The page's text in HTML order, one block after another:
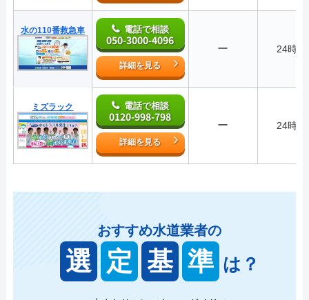
水の110番救急車 電話で相談
050-3000-4096
詳細を見る
ー 24時間
ミズラック 電話で相談
0120-998-798
詳細を見る
ー 24時間
おすすめ水道業者の
選 定 基 準 は？